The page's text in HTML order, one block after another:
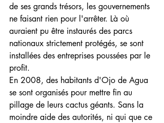
de ses grands trésors, les gouvernements
ne faisant rien pour l'arrêter. Là où
auraient pu être instaurés des parcs
nationaux strictement protégés, se sont
installées des entreprises poussées par le
profit.
En 2008, des habitants d'Ojo de Agua
se sont organisés pour mettre fin au
pillage de leurs cactus géants. Sans la
moindre aide des autorités, ni qui que ce